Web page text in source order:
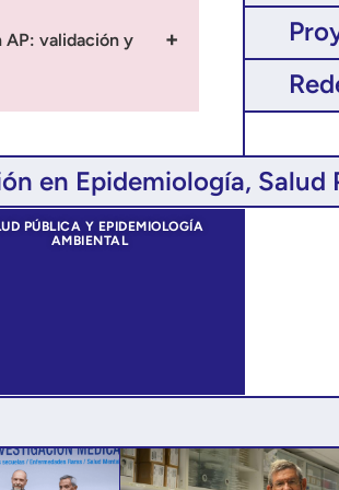
efectividad
enfermedad
control
del
AP: validación y
en Epidemiología,
PÚBLICA Y EPIDEMIOLOGÍA
AMBIENTAL